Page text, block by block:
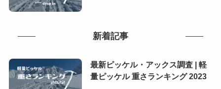
新着記事
最新ピッケル・アックス調査 | 軽
量ピッケル 重さランキング 2023